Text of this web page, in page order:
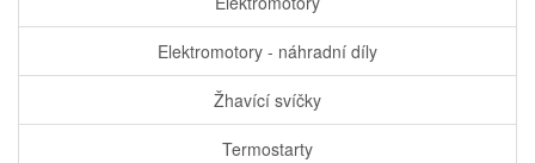
Elektromotory - náhradní díly
Žhavící svíčky
Termostarty